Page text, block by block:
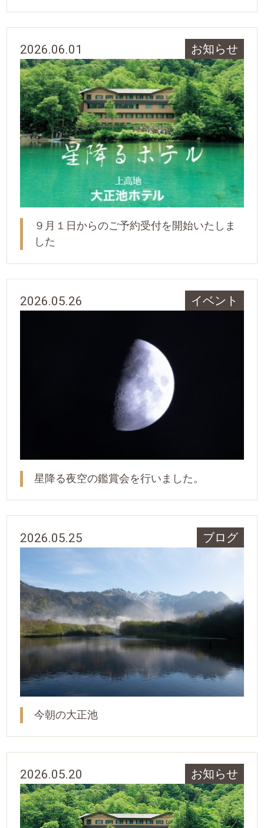
2026.06.01 お知らせ
９月１日からのご予約受付を開始いたしま
した
2026.05.26 イベント
星降る夜空の鑑賞会を行いました。
2026.05.25 ブログ
今朝の大正池
2026.05.20 お知らせ